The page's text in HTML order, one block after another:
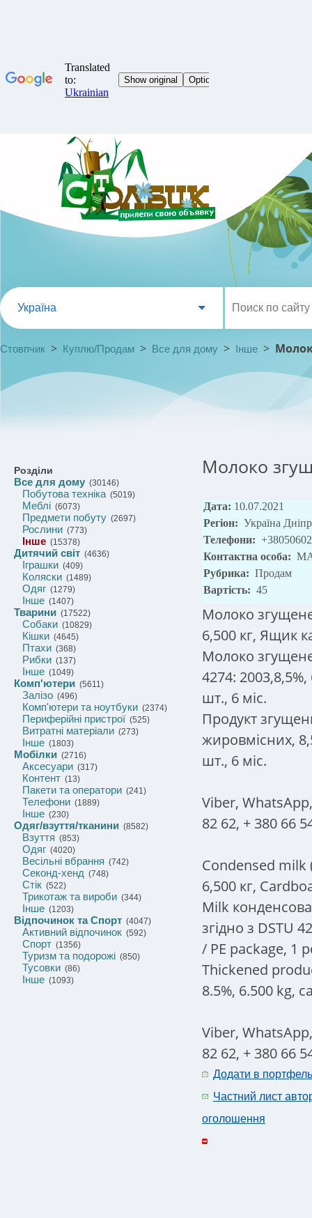
Україна
Стовпчик > Куплю/Продам > Все для дому > Інше >
Розділи
Все для дому (30146)
Побутова техніка(5019)
Меблі (6073)
Предмети побуту (2697)
Рослини (773)
Інше (15378)
Дитячий світ (4636)
Іграшки (409)
Коляски (1489)
Одяг (1279)
Інше (1407)
Тварини (17522)
Собаки (10829)
Кішки (4645)
Птахи (368)
Рибки (137)
Інше (1049)
Комп'ютери (5611)
Залізо (496)
Комп'ютери та ноутбуки (2374)
Периферійні пристрої (525)
Витратні матеріали (273)
Інше (1803)
Мобілки (2716)
Аксесуари (317)
Контент (13)
Пакети та оператори (241)
Телефони (1889)
Інше (230)
Одяг/взуття/тканини (8582)
Взуття (853)
Одяг (4020)
Весільні вбрання (742)
Секонд-хенд (748)
Стік (522)
Трикотаж та вироби (344)
Інше (1203)
Відпочинок та Спорт (4047)
Активний відпочинок (592)
Спорт (1356)
Туризм та подорожі (850)
Тусовки (86)
Інше (1093)
Молоко
Дата: 10.07.2021
Регіон: Україна
Телефони:
Контактна особа:
Рубрика: Продам
Вартість: 45
Молоко
6,500 кг, Ящик
Молоко
4274:
шт., 6 міс.
Продукт
жировмісних,
шт., 6 міс.
Viber,
82 62, + 380 66
Condensed milk
6,500 кг,
Milk
згідно з DSTU
/ PE package, 1
Thickened
8.5%, 6.500 kg,
Viber,
82 62, + 380 66
Додати в портфель
Частний лист
оголошення